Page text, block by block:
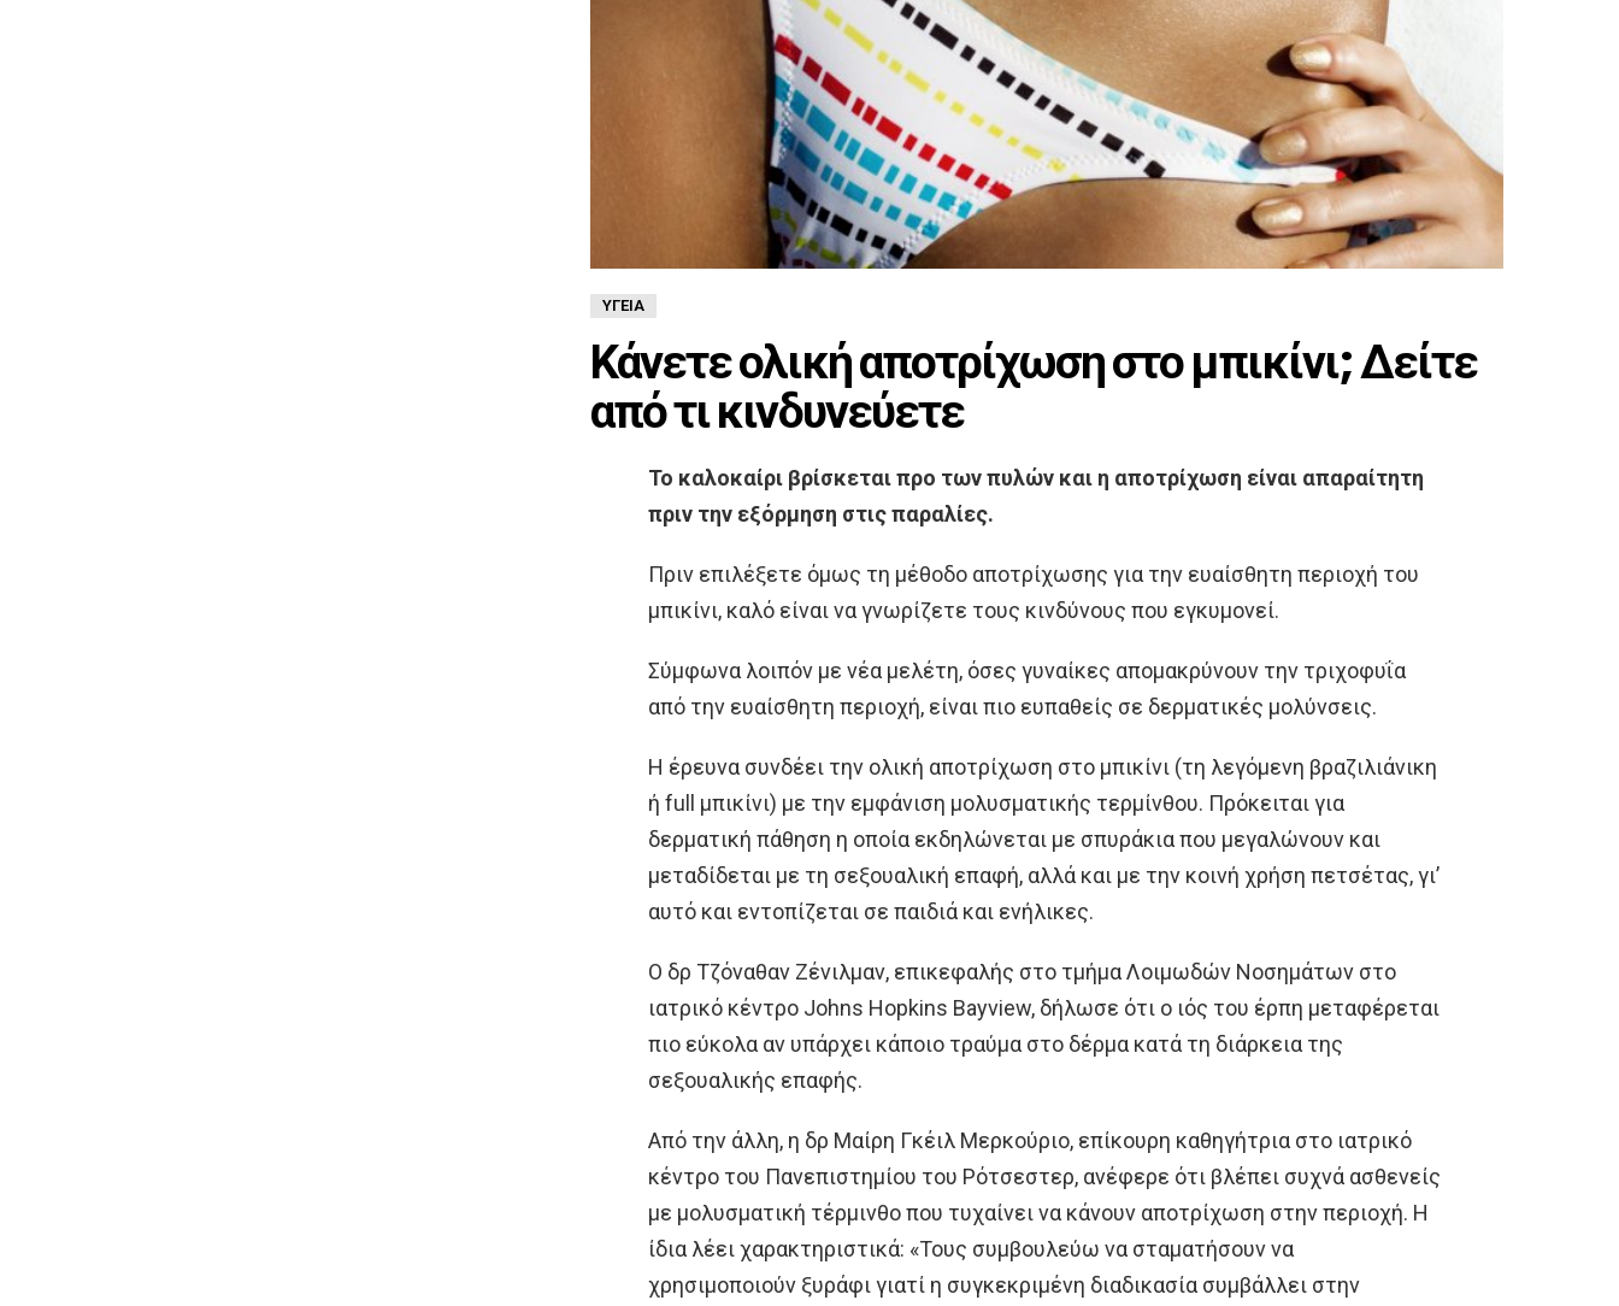
ΥΓΕΊΑ
Κάνετε ολική αποτρίχωση στο μπικίνι; Δείτε
από τι κινδυνεύετε
Το καλοκαίρι βρίσκεται προ των πυλών και η αποτρίχωση είναι απαραίτητη
πριν την εξόρμηση στις παραλίες.
Πριν επιλέξετε όμως τη μέθοδο αποτρίχωσης για την ευαίσθητη περιοχή του
μπικίνι, καλό είναι να γνωρίζετε τους κινδύνους που εγκυμονεί.
Σύμφωνα λοιπόν με νέα μελέτη, όσες γυναίκες απομακρύνουν την τριχοφυΐα
από την ευαίσθητη περιοχή, είναι πιο ευπαθείς σε δερματικές μολύνσεις.
Η έρευνα συνδέει την ολική αποτρίχωση στο μπικίνι (τη λεγόμενη βραζιλιάνικη
ή full μπικίνι) με την εμφάνιση μολυσματικής τερμίνθου. Πρόκειται για
δερματική πάθηση η οποία εκδηλώνεται με σπυράκια που μεγαλώνουν και
μεταδίδεται με τη σεξουαλική επαφή, αλλά και με την κοινή χρήση πετσέτας, γι’
αυτό και εντοπίζεται σε παιδιά και ενήλικες.
Ο δρ Τζόναθαν Ζένιλμαν, επικεφαλής στο τμήμα Λοιμωδών Νοσημάτων στο
ιατρικό κέντρο Johns Hopkins Bayview, δήλωσε ότι ο ιός του έρπη μεταφέρεται
πιο εύκολα αν υπάρχει κάποιο τραύμα στο δέρμα κατά τη διάρκεια της
σεξουαλικής επαφής.
Από την άλλη, η δρ Μαίρη Γκέιλ Μερκούριο, επίκουρη καθηγήτρια στο ιατρικό
κέντρο του Πανεπιστημίου του Ρότσεστερ, ανέφερε ότι βλέπει συχνά ασθενείς
με μολυσματική τέρμινθο που τυχαίνει να κάνουν αποτρίχωση στην περιοχή. Η
ίδια λέει χαρακτηριστικά: «Τους συμβουλεύω να σταματήσουν να
χρησιμοποιούν ξυράφι γιατί η συγκεκριμένη διαδικασία συμβάλλει στην